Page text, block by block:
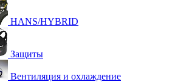
HANS/HYBRID
Защиты
Вентиляция и охлаждение